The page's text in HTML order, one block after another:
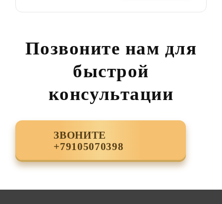
Позвоните нам для
быстрой
консультации
ЗВОНИТЕ
+79105070398